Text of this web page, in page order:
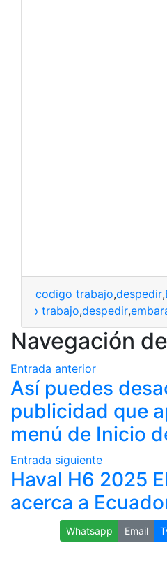
codigo trabajo,despedir,
codigo trabajo,despedir,
Navegación
Entrada anterior
Así puedes
publicidad que
menú de Inicio
Entrada siguiente
Haval H6 2025
acerca a
Whatsapp Email